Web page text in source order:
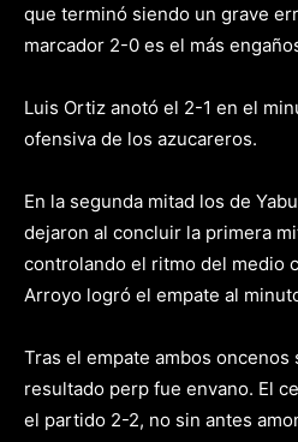
que terminó siendo un grave
marcador 2-0 es el más
Luis Ortiz anotó el 2-1 en el
ofensiva de los azucareros.
En la segunda mitad los de
dejaron al concluir la primera
controlando el ritmo del medio
Arroyo logró el empate al
Tras el empate ambos oncenos
resultado perp fue envano. El
el partido 2-2, no sin antes